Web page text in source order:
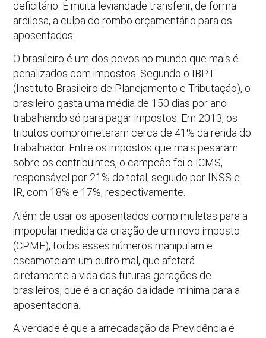
deficitário. É muita leviandade transferir, de forma
ardilosa, a culpa do rombo orçamentário para os
aposentados.
O brasileiro é um dos povos no mundo que mais é
penalizados com impostos. Segundo o IBPT
(Instituto Brasileiro de Planejamento e Tributação), o
brasileiro gasta uma média de 150 dias por ano
trabalhando só para pagar impostos. Em 2013, os
tributos comprometeram cerca de 41% da renda do
trabalhador. Entre os impostos que mais pesaram
sobre os contribuintes, o campeão foi o ICMS,
responsável por 21% do total, seguido por INSS e
IR, com 18% e 17%, respectivamente.
Além de usar os aposentados como muletas para a
impopular medida da criação de um novo imposto
(CPMF), todos esses números manipulam e
escamoteiam um outro mal, que afetará
diretamente a vida das futuras gerações de
brasileiros, que é a criação da idade mínima para a
aposentadoria.
A verdade é que a arrecadação da Previdência é